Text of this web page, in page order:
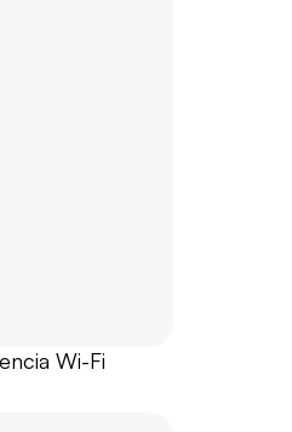
Wi-Fi